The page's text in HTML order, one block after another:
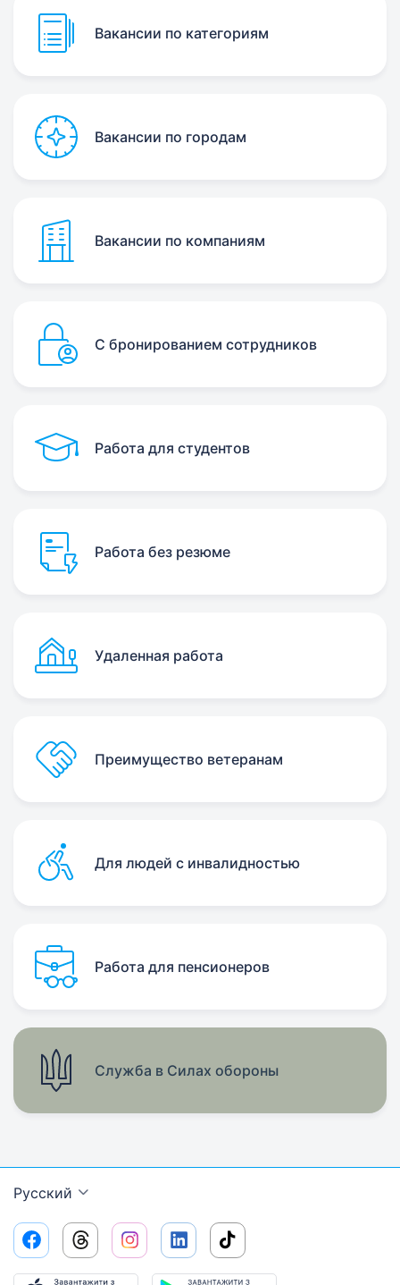
Вакансии по категориям
Вакансии по городам
Вакансии по компаниям
С бронированием сотрудников
Работа для студентов
Работа без резюме
Удаленная работа
Преимущество ветеранам
Для людей с инвалидностью
Работа для пенсионеров
Служба в Силах обороны
Русский